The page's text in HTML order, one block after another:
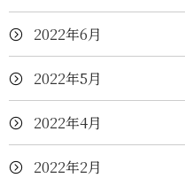
2022年6月
2022年5月
2022年4月
2022年2月